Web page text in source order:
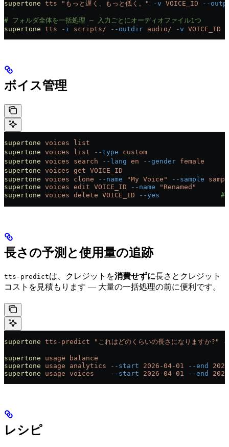
supertone tts "もっと遅く、もっと低く。" -v VOICE_ID --
# フォルダ全体を一括処理 — 入力ごとにオーディオファイル1つ
supertone tts -i scripts/ --outdir audio/ -v VOICE_ID
ボイス管理
supertone voices list
supertone voices list --type custom
supertone voices search --lang en --gender female
supertone voices get VOICE_ID
supertone voices clone --name "My Voice" --sample
supertone voices edit VOICE_ID --name "Renamed"
supertone voices delete VOICE_ID --yes
#
長さの予測と使用量の追跡
tts-predictは、クレジットを消費せずに長さとクレジット
コストを見積もります — 大量の一括処理の前に便利です。
supertone tts-predict "これはどのくらいの長さになりますか?" -
supertone usage balance
supertone usage analytics --start 2026-04-01 --end
supertone usage voices
    --start
2026-04-01 --end
レシピ